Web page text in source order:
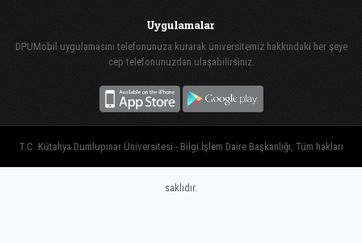
Uygulamalar
DPUMobil uygulamasını telefonunuza kurarak üniversitemiz hakkındaki her şeye
cep telefonunuzdan ulaşabilirsiniz.
T.C. Kütahya Dumlupınar Üniversitesi - Bilgi İşlem Daire Başkanlığı, Tüm hakları
saklıdır.